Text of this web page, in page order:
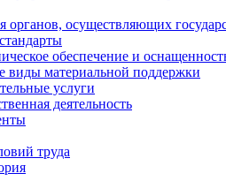
органов, осуществляющих
обеспечение и
виды материальной поддержки
услуги
деятельность
труда